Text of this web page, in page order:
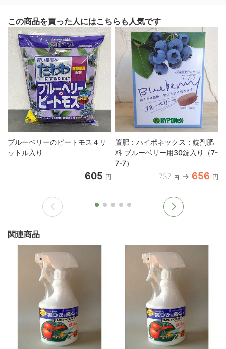
この商品を買った人にはこちらも人気です
ブルーベリーのピートモス４リ
ットル入り
605 円
置肥：ハイポネックス：錠剤肥
料 ブルーベリー用30錠入り（7-
7-7）
737 円 656 円
関連商品